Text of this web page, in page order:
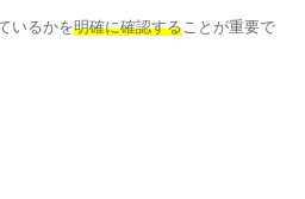
いるかを明確に確認することが重要で